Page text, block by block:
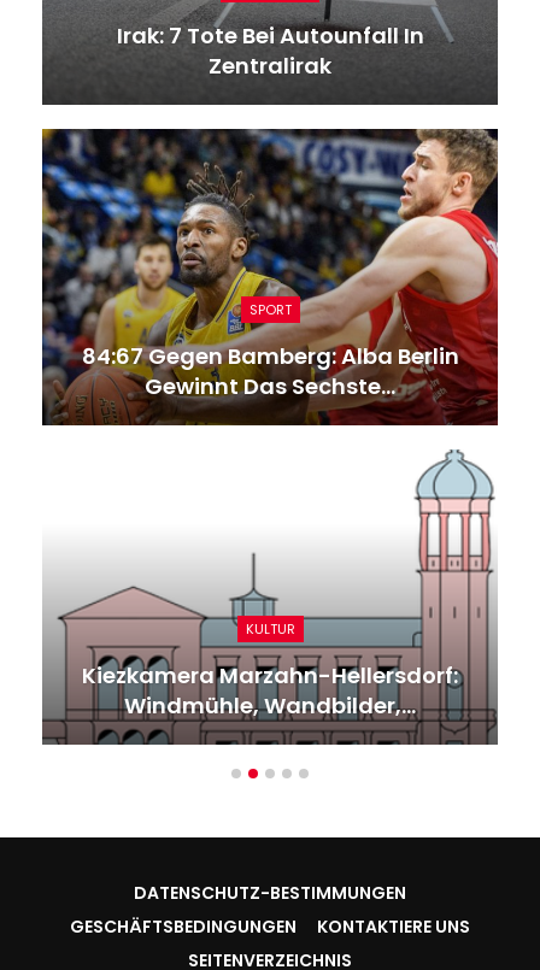
Irak: 7 Tote Bei Autounfall In
Zentralirak
SPORT
84:67 Gegen Bamberg: Alba Berlin
Gewinnt Das Sechste…
KULTUR
Kiezkamera Marzahn-Hellersdorf:
Windmühle, Wandbilder,…
DATENSCHUTZ-BESTIMMUNGEN
GESCHÄFTSBEDINGUNGEN
KONTAKTIERE UNS
SEITENVERZEICHNIS